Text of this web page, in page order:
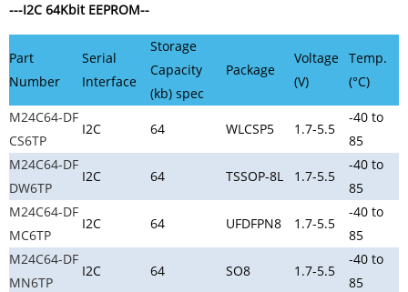
---I2C 64Kbit EEPROM--
Part
Number
Serial
Interface
Storage
Capacity
(kb) spec
Package
Voltage
(V)
Temp.
(°C)
M24C64-DF
CS6TP
I2C 64 WLCSP5 1.7-5.5
-40 to
85
M24C64-DF
DW6TP
I2C 64 TSSOP-8L 1.7-5.5
-40 to
85
M24C64-DF
MC6TP
I2C 64 UFDFPN8 1.7-5.5
-40 to
85
M24C64-DF
MN6TP
I2C 64 SO8 1.7-5.5
-40 to
85